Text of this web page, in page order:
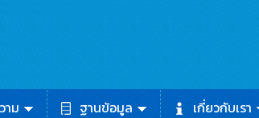
าม ฐานข้อมูล เกี่ยวกับเรา